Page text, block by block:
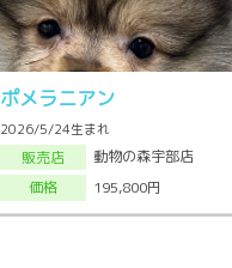
ポメラニアン
2026/5/24生まれ
販売店
動物の森宇部店
価格
195,800円